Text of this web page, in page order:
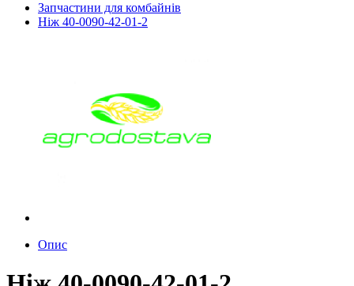
Запчастини для комбайнів
Ніж 40-0090-42-01-2
Опис